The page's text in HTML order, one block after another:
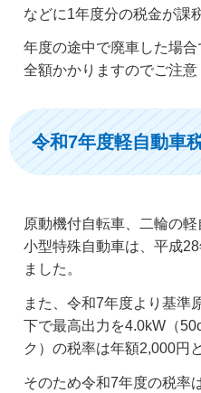
などに1年度分の税金が課
年度の途中で廃車した場
全額かかりますのでご注意
令和7年度軽自動車
原動機付自転車、二輪の
小型特殊自動車は、平成
ました。
また、令和7年度より基準
下で最高出力を4.0kW（
ク）の税率は年額2,000円
そのため令和7年度の税率